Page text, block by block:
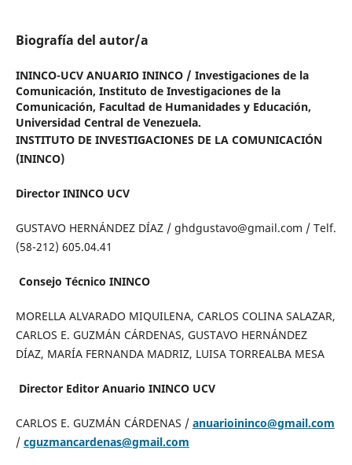
Biografía del autor/a
ININCO-UCV ANUARIO ININCO / Investigaciones de la
Comunicación, Instituto de Investigaciones de la
Comunicación, Facultad de Humanidades y Educación,
Universidad Central de Venezuela.
INSTITUTO DE INVESTIGACIONES DE LA COMUNICACIÓN
(ININCO)
Director ININCO UCV
GUSTAVO HERNÁNDEZ DÍAZ / ghdgustavo@gmail.com / Telf.
(58-212) 605.04.41
Consejo Técnico ININCO
MORELLA ALVARADO MIQUILENA, CARLOS COLINA SALAZAR,
CARLOS E. GUZMÁN CÁRDENAS, GUSTAVO HERNÁNDEZ
DÍAZ, MARÍA FERNANDA MADRIZ, LUISA TORREALBA MESA
Director Editor Anuario ININCO UCV
CARLOS E. GUZMÁN CÁRDENAS / anuarioininco@gmail.com
/ cguzmancardenas@gmail.com